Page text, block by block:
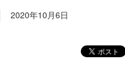
2020年10月6日